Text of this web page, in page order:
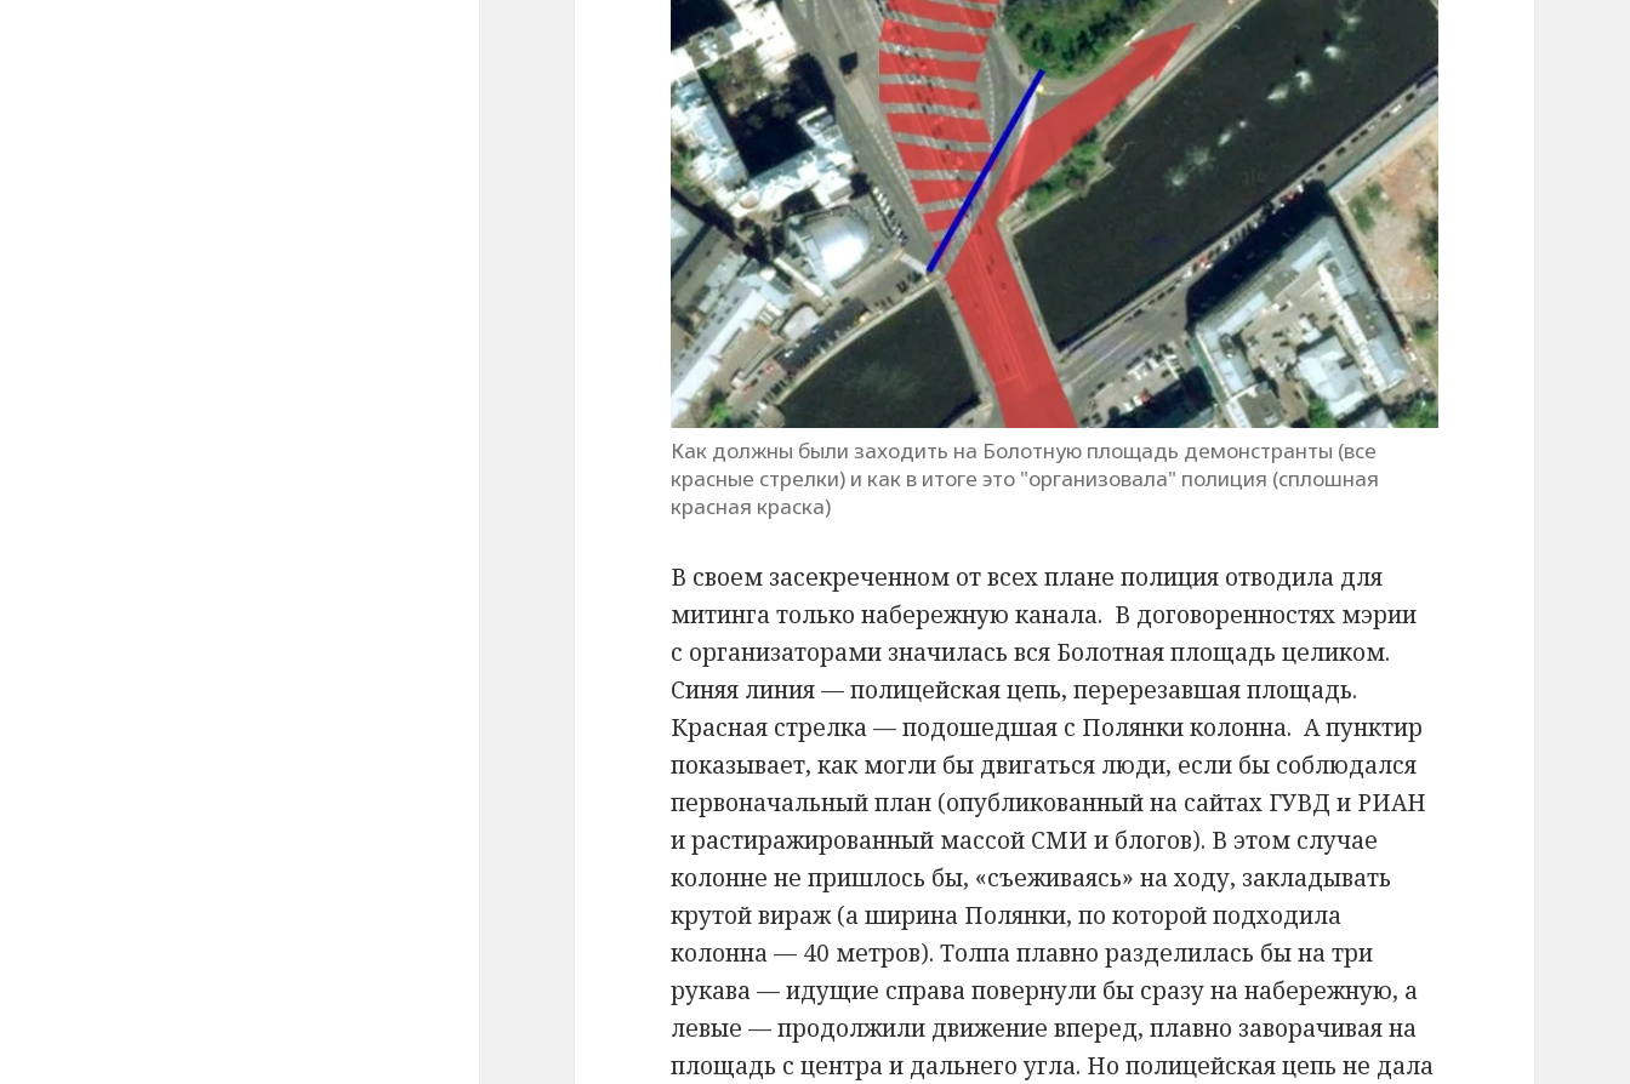
Как должны были заходить на Болотную площадь демонстранты (все
красные стрелки) и как в итоге это "организовала" полиция (сплошная
красная краска)
В своем засекреченном от всех плане полиция отводила для
митинга только набережную канала. В договоренностях мэрии
с организаторами значилась вся Болотная площадь целиком.
Синяя линия — полицейская цепь, перерезавшая площадь.
Красная стрелка — подошедшая с Полянки колонна. А пунктир
показывает, как могли бы двигаться люди, если бы соблюдался
первоначальный план (опубликованный на сайтах ГУВД и РИАН
и растиражированный массой СМИ и блогов). В этом случае
колонне не пришлось бы, «съеживаясь» на ходу, закладывать
крутой вираж (а ширина Полянки, по которой подходила
колонна — 40 метров). Толпа плавно разделилась бы на три
рукава — идущие справа повернули бы сразу на набережную, а
левые — продолжили движение вперед, плавно заворачивая на
площадь с центра и дальнего угла. Но полицейская цепь не дала